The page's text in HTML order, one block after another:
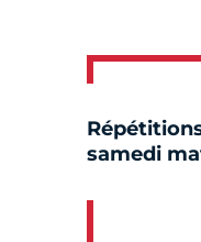
samedi